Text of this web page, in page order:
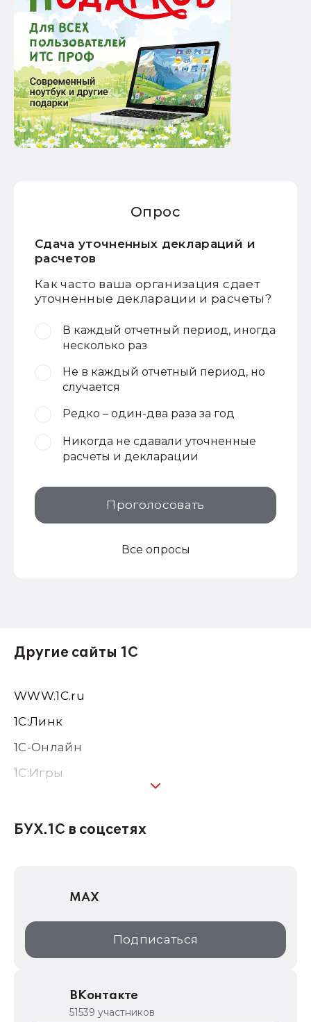
Опрос
Сдача уточненных деклараций и
расчетов
Как часто ваша организация сдает
уточненные декларации и расчеты?
В каждый отчетный период, иногда
несколько раз
Не в каждый отчетный период, но
случается
Редко – один-два раза за год
Никогда не сдавали уточненные
расчеты и декларации
Проголосовать
Все опросы
Другие сайты 1С
WWW.1С.ru
1С:Линк
1С-Онлайн
1C:Игры
1С:Консалтинг
1С:Дистрибьюция
1С:Образование
ИТС.1C.ru
БУХ.1С в соцсетях
MAX
Подписаться
ВКонтакте
51539 участников